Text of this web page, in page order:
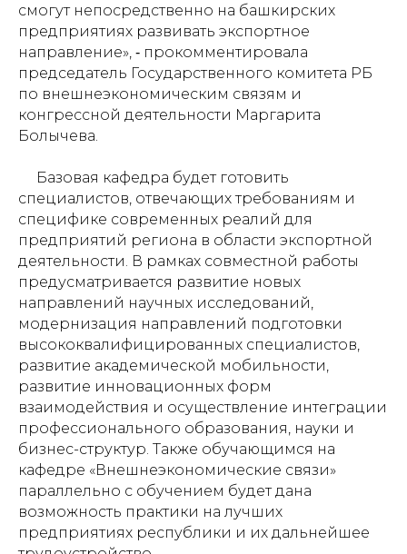
смогут непосредственно на башкирских
предприятиях развивать экспортное
направление», ‑ прокомментировала
председатель Государственного комитета РБ
по внешнеэкономическим связям и
конгрессной деятельности Маргарита
Болычева.
Базовая кафедра будет готовить
специалистов, отвечающих требованиям и
специфике современных реалий для
предприятий региона в области экспортной
деятельности. В рамках совместной работы
предусматривается развитие новых
направлений научных исследований,
модернизация направлений подготовки
высококвалифицированных специалистов,
развитие академической мобильности,
развитие инновационных форм
взаимодействия и осуществление интеграции
профессионального образования, науки и
бизнес-структур. Также обучающимся на
кафедре «Внешнеэкономические связи»
параллельно с обучением будет дана
возможность практики на лучших
предприятиях республики и их дальнейшее